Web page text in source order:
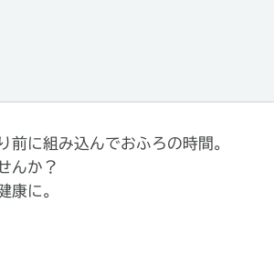
に組み込んでおふろの時間。
んか？
康に。